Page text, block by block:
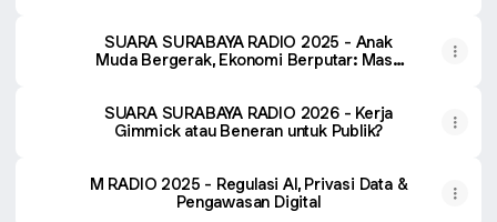
SUARA SURABAYA RADIO 2025 - Anak
Muda Bergerak, Ekonomi Berputar: Masa
SUARA SURABAYA RADIO 2026 - Kerja
Gimmick atau Beneran untuk Publik?
M RADIO 2025 - Regulasi AI, Privasi Data &
Pengawasan Digital